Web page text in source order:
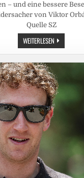
– und eine bessere
von Viktor
Quelle SZ
WEITERLESEN UNGARN:
DIESER
RICHTER
SOLL
LAND
WIEDER
VERSÖHNEN